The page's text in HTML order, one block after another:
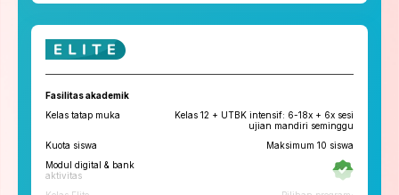
Konseling dan Kelas
Tryout
Fasilitas akademik
Kelas tatap muka
Kelas 12 + UTBK intensif: 6-18x + 6x sesi
ujian mandiri seminggu
Kuota siswa
Maksimum 10 siswa
Modul digital & bank
aktivitas